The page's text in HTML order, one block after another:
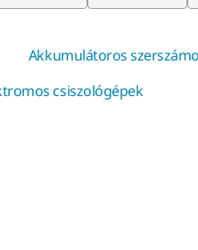
Akkumulátoros
csiszológépek